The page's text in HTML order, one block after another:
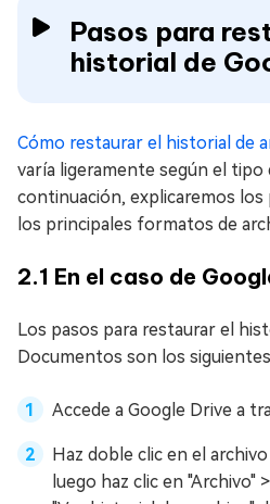
Pasos para
historial de
Cómo restaurar el historial de
varía ligeramente según el tipo
continuación, explicaremos los
los principales formatos de
2.1 En el caso de
Los pasos para restaurar el
Documentos son los
Accede a Google Drive a
Haz doble clic en el
luego haz clic en "Archivo"